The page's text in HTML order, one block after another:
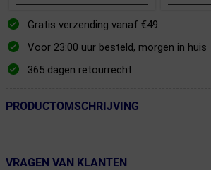
Gratis verzending vanaf €49
Voor 23:00 uur besteld, morgen in huis
365 dagen retourrecht
← Terug naar productnavigatie
PRODUCTOMSCHRIJVING
← Terug naar productnavigatie
VRAGEN VAN KLANTEN